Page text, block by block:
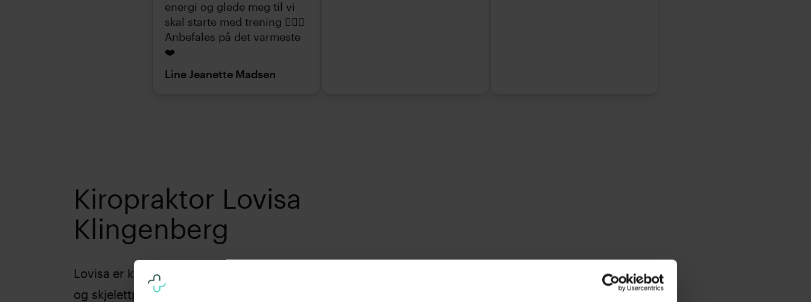
energi og glede meg til vi
skal starte med trening 🏋🏼‍♀️
Anbefales på det varmeste
❤️
Line Jeanette Madsen
Kiropraktor Lovisa
Klingenberg
Lovisa er kiropraktor med bred erfaring fra ulike muskel-
og skjelettplager. I tillegg til rygg-, nakke og typiske